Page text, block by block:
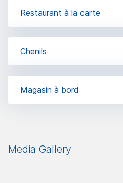
Restaurant à la carte
Chenils
Magasin à bord
Media Gallery